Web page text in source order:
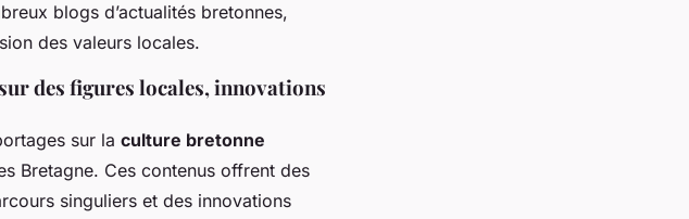
blogs d’actualités bretonnes,
des valeurs locales.
des figures locales, innovations
sur la culture bretonne
Bretagne. Ces contenus offrent des
singuliers et des innovations